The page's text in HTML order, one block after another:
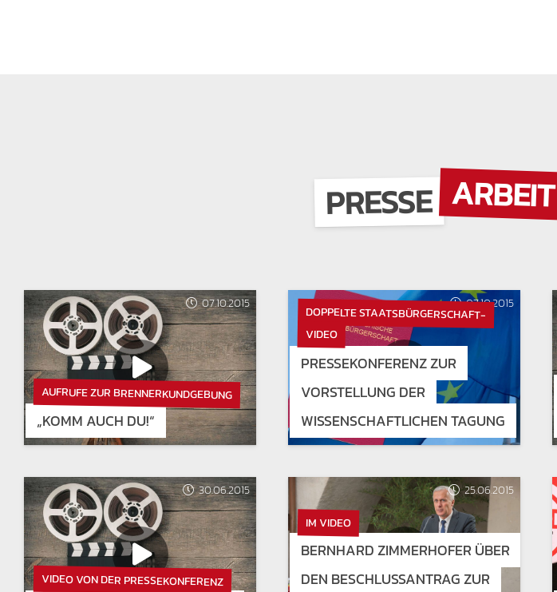
PRESSE ARBEIT
07.10.2015
AUFRUFE ZUR BRENNERKUNDGEBUNG
„KOMM AUCH DU!“
07.10.2015
DOPPELTE STAATSBÜRGERSCHAFT-
VIDEO
PRESSEKONFERENZ ZUR
VORSTELLUNG DER
WISSENSCHAFTLICHEN TAGUNG
30.06.2015
VIDEO VON DER PRESSEKONFERENZ
25.06.2015
IM VIDEO
BERNHARD ZIMMERHOFER ÜBER
DEN BESCHLUSSANTRAG ZUR